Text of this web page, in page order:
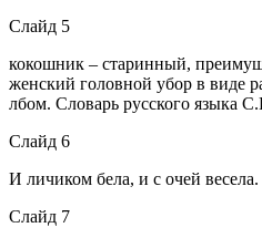
Слайд 5
кокошник – старинный,
женский головной убор в виде
лбом. Словарь русского языка
Слайд 6
И личиком бела, и с очей весела.
Слайд 7